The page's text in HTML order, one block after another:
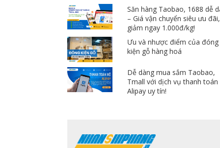
Săn hàng Taobao, 1688 dễ
– Giá vận chuyển siêu ưu đãi,
giảm ngay 1.000đ/kg!
Ưu và nhược điểm của đóng
kiện gỗ hàng hoá
Dễ dàng mua sắm Taobao,
Tmall với dịch vụ thanh toán
Alipay uy tín!